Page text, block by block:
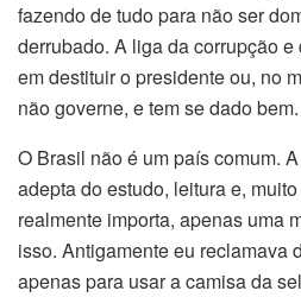
fazendo de tudo para não ser
derrubado. A liga da corrupção
em destituir o presidente ou, no
não governe, e tem se dado bem.
O Brasil não é um país comum.
adepta do estudo, leitura e,
realmente importa, apenas uma
isso. Antigamente eu reclamava
apenas para usar a camisa da